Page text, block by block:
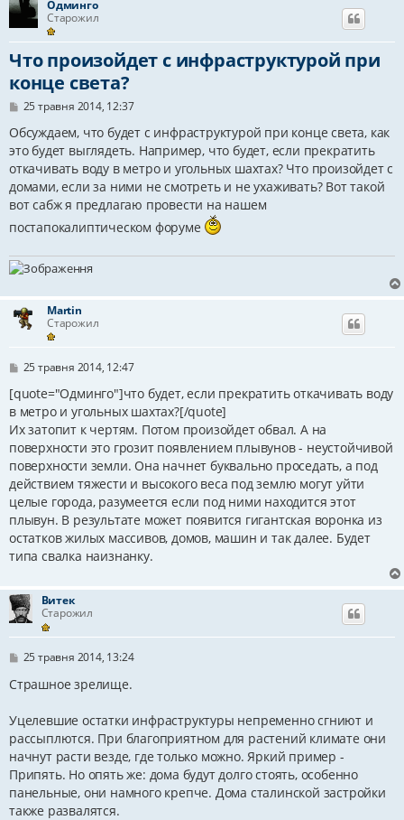
Одминго
Старожил
Что произойдет с инфраструктурой при
конце света?
П
в
д
о
м
л
е
н
25 травня 2014, 12:37
Обсуждаем, что будет с инфраструктурой при конце света, как
это будет выглядеть. Например, что будет, если прекратить
откачивать воду в метро и угольных шахтах? Что произойдет с
домами, если за ними не смотреть и не ухаживать? Вот такой
вот сабж я предлагаю провести на нашем
постапокалиптическом форуме
Martin
Старожил
П
в
і
д
о
м
л
е
н
н
я
25 травня 2014, 12:47
[quote="Одминго"]что будет, если прекратить откачивать воду
в метро и угольных шахтах?[/quote]
Их затопит к чертям. Потом произойдет обвал. А на
поверхности это грозит появлением плывунов - неустойчивой
поверхности земли. Она начнет буквально проседать, а под
действием тяжести и высокого веса под землю могут уйти
целые города, разумеется если под ними находится этот
плывун. В результате может появится гигантская воронка из
остатков жилых массивов, домов, машин и так далее. Будет
типа свалка наизнанку.
Витек
Старожил
П
в
і
о
м
л
е
н
н
я
25 травня 2014, 13:24
Страшное зрелище.
Уцелевшие остатки инфраструктуры непременно сгниют и
рассыплются. При благоприятном для растений климате они
начнут расти везде, где только можно. Яркий пример -
Припять. Но опять же: дома будут долго стоять, особенно
панельные, они намного крепче. Дома сталинской застройки
также развалятся.